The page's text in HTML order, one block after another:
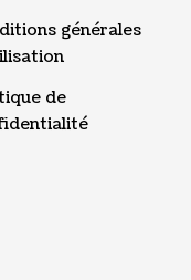
générales
de